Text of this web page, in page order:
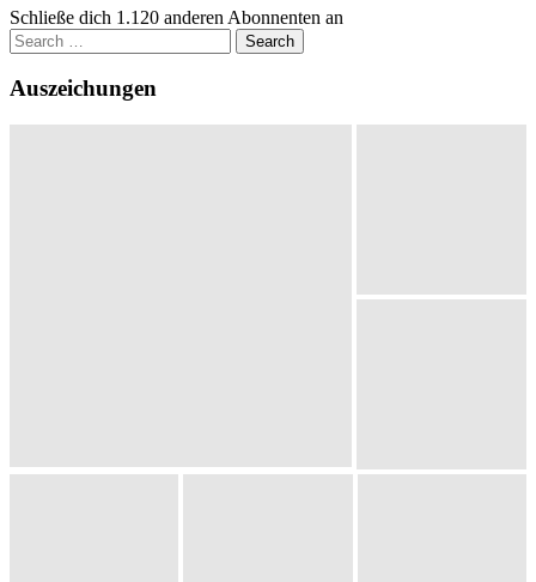
Schließe dich 1.120 anderen Abonnenten an
Search
for:
Auszeichungen